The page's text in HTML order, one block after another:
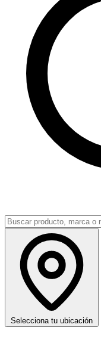
Selecciona tu ubicación